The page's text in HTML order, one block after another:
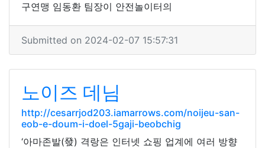
구연맹 임동환 팀장이 안전놀이터의
Submitted on 2024-02-07 15:57:31
노이즈 데님
http://cesarrjod203.iamarrows.com/noijeu-san-
eob-e-doum-i-doel-5gaji-beobchig
‘아마존발(發) 격랑은 인터넷 쇼핑 업계에 여러 방향